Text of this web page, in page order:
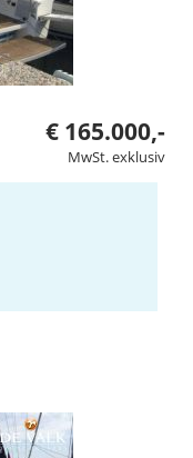
€ 165.000,-
MwSt. exklusiv